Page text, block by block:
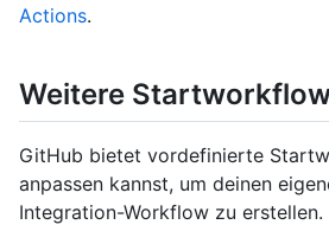
Actions.
Weitere
GitHub bietet vordefinierte
anpassen kannst, um deinen
Integration-Workflow zu